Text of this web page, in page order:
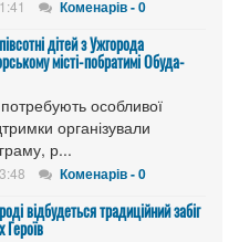
Коменарів - 0
дітей з Ужгорода
місті-побратимі Обуда-
особливої
організували
р...
Коменарів - 0
відбудеться традиційний забіг
Героїв